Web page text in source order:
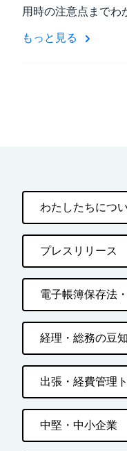
用時の注意点までわ
もっと見る
わたしたちにつ
プレスリリース
電子帳簿保存法
経理・総務の豆
出張・経費管理
中堅・中小企業